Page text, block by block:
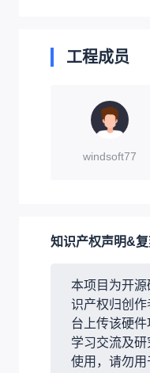
工程成员
windsoft77
知识产权声明&复
本项目为开
识产权归创
台上传该硬
学习交流及
使用，请勿用